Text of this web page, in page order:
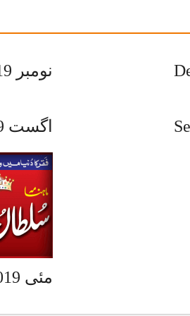
نومبر November 2019
اگست August 2019
مئی May 2019